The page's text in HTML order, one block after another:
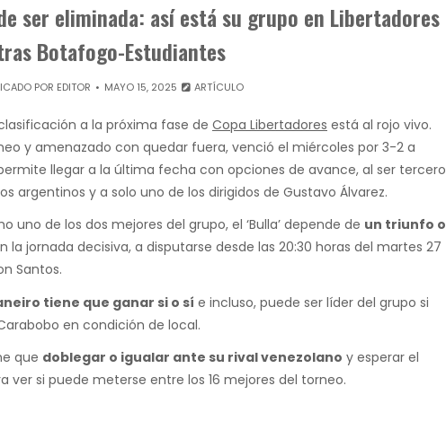
ser eliminada: así está su grupo en Libertadores
Botafogo-Estudiantes
POR EDITOR MAYO 15, 2025 ARTÍCULO
a la próxima fase de Copa Libertadores está al rojo vivo.
y amenazado con quedar fuera, venció el miércoles por 3-2 a
llegar a la última fecha con opciones de avance, al ser tercero
argentinos y a solo uno de los dirigidos de Gustavo Álvarez.
uno de los dos mejores del grupo, el ‘Bulla’ depende de un triunfo o
la jornada decisiva, a disputarse desde las 20:30 horas del martes 27
Santos.
tiene que ganar si o sí e incluso, puede ser líder del grupo si
en condición de local.
que doblegar o igualar ante su rival venezolano y esperar el
ver si puede meterse entre los 16 mejores del torneo.